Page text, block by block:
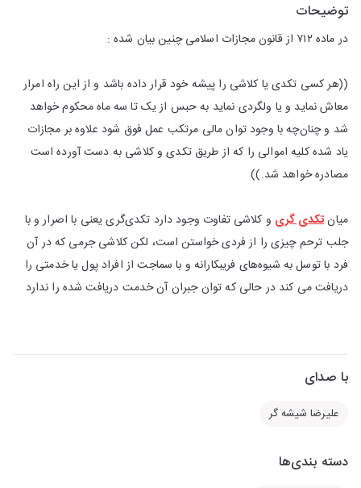
توضیحات
در ماده ۷۱۲ از قانون مجازات اسلامی چنین بیان شده :
((هر کسی تکدی یا کلاشی را پیشه خود قرار داده باشد و از این راه امرار
معاش نماید و یا ولگردی نماید به حبس از یک تا سه ماه محکوم خواهد
شد و چنان‌چه با وجود توان مالی مرتکب عمل فوق شود علاوه بر مجازات
یاد شده کلیه اموالی را که از طریق تکدی و کلاشی به دست آورده است
مصادره خواهد شد.))
میانتکدی گری و کلاشی تفاوت وجود دارد تکدی‌گری یعنی با اصرار و با
جلب ترحم چیزی را از فردی خواستن است، لکن کلاشی جرمی که در آن
فرد با توسل به شیوه‌های فریبکارانه و با سماجت از افراد پول یا خدمتی را
دریافت می کند در حالی که توان جبران آن خدمت دریافت شده را ندارد
با صدای
علیرضا شیشه گر
دسته بندی‌ها